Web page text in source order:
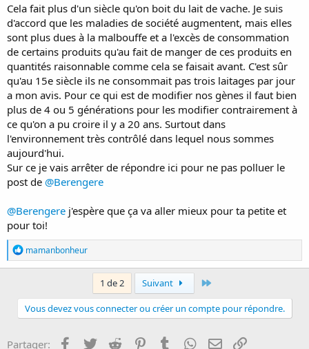
Cela fait plus d'un siècle qu'on boit du lait de vache. Je suis
d'accord que les maladies de société augmentent, mais elles
sont plus dues à la malbouffe et a l'excès de consommation
de certains produits qu'au fait de manger de ces produits en
quantités raisonnable comme cela se faisait avant. C'est sûr
qu'au 15e siècle ils ne consommait pas trois laitages par jour
a mon avis. Pour ce qui est de modifier nos gènes il faut bien
plus de 4 ou 5 générations pour les modifier contrairement à
ce qu'on a pu croire il y a 20 ans. Surtout dans
l'environnement très contrôlé dans lequel nous sommes
aujourd'hui.
Sur ce je vais arrêter de répondre ici pour ne pas polluer le
post de @Berengere
@Berengere j'espère que ça va aller mieux pour ta petite et
pour toi!
R
é
a
i
o
mamanbonheur
1 de 2 Suivant
Vous devez vous connecter ou créer un compte pour répondre.
Partager: Facebook
Twitter Reddit PinterestTumblr WhatsApp
E-mail